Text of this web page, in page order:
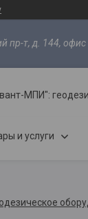
пр-т, д. 144,
МПИ":
и услуги